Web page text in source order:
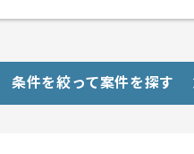
条件を絞って案件を探す